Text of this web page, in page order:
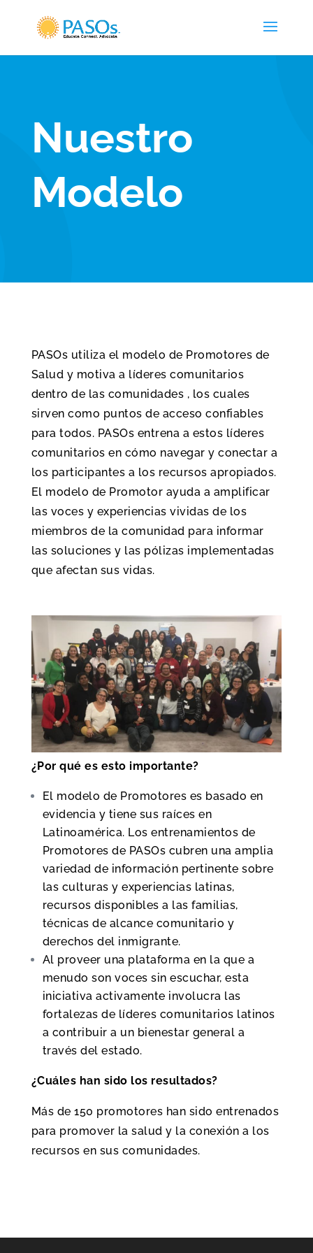
Skip To Content
Nuestro
Modelo
PASOs utiliza el modelo de Promotores de
Salud y motiva a líderes comunitarios
dentro de las comunidades , los cuales
sirven como puntos de acceso confiables
para todos. PASOs entrena a estos líderes
comunitarios en cómo navegar y conectar a
los participantes a los recursos apropiados.
El modelo de Promotor ayuda a amplificar
las voces y experiencias vividas de los
miembros de la comunidad para informar
las soluciones y las pólizas implementadas
que afectan sus vidas.
¿Por qué es esto importante?
El modelo de Promotores es basado en
evidencia y tiene sus raíces en
Latinoamérica. Los entrenamientos de
Promotores de PASOs cubren una amplia
variedad de información pertinente sobre
las culturas y experiencias latinas,
recursos disponibles a las familias,
técnicas de alcance comunitario y
derechos del inmigrante.
Al proveer una plataforma en la que a
menudo son voces sin escuchar, esta
iniciativa activamente involucra las
fortalezas de líderes comunitarios latinos
a contribuir a un bienestar general a
través del estado.
¿Cuáles han sido los resultados?
Más de 150 promotores han sido entrenados
para promover la salud y la conexión a los
recursos en sus comunidades.